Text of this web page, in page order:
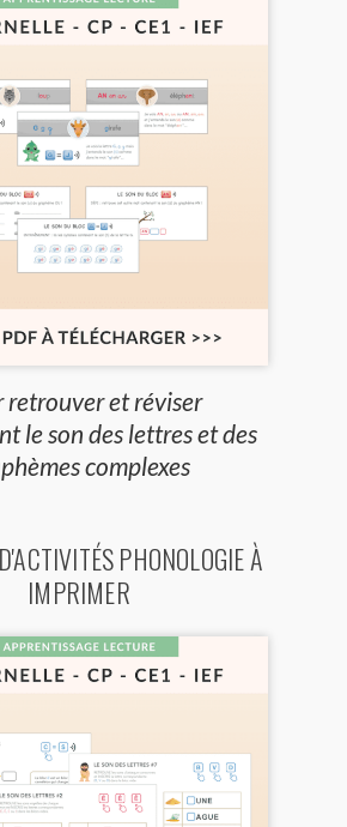
retrouver et réviser
le son des lettres et des
complexes
PHONOLOGIE À
IMPRIMER